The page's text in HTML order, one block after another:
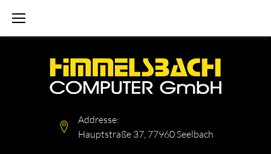
Addresse:
Hauptstraße 37, 77960 Seelbach